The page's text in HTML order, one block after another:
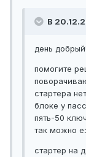
В
день добрый!
помогите
стартера
блоке у
пять-50
так можно
стартер на